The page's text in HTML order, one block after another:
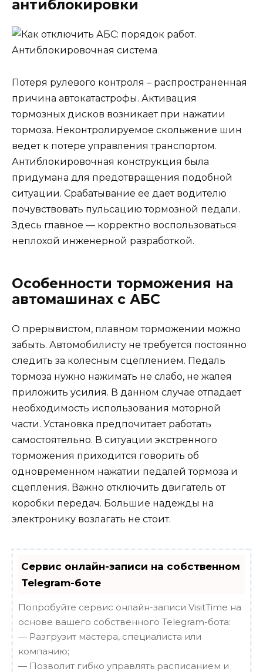
антиблокировки
Потеря рулевого контроля – распространенная
причина автокатастрофы. Активация
тормозных дисков возникает при нажатии
тормоза. Неконтролируемое скольжение шин
ведет к потере управления транспортом.
Антиблокировочная конструкция была
придумана для предотвращения подобной
ситуации. Срабатывание ее дает водителю
почувствовать пульсацию тормозной педали.
Здесь главное — корректно воспользоваться
неплохой инженерной разработкой.
Особенности торможения на
автомашинах с АБС
О прерывистом, плавном торможении можно
забыть. Автомобилисту не требуется постоянно
следить за колесным сцеплением. Педаль
тормоза нужно нажимать не слабо, не жалея
приложить усилия. В данном случае отпадает
необходимость использования моторной
части. Установка предпочитает работать
самостоятельно. В ситуации экстренного
торможения приходится говорить об
одновременном нажатии педалей тормоза и
сцепления. Важно отключить двигатель от
коробки передач. Большие надежды на
электронику возлагать не стоит.
Сервис онлайн-записи на собственном
Telegram-боте
Попробуйте сервис онлайн-записи VisitTime на
основе вашего собственного Telegram-бота:
— Разгрузит мастера, специалиста или
компанию;
— Позволит гибко управлять расписанием и